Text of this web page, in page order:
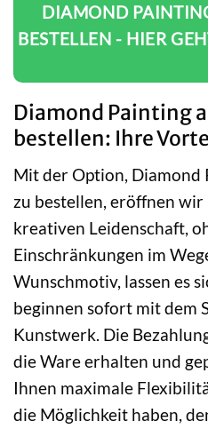
DIAMOND
BESTELLEN - HIER
Diamond Painting
bestellen: Ihre
Mit der Option, Diamond
zu bestellen, eröffnen
kreativen Leidenschaft,
Einschränkungen im
Wunschmotiv, lassen es
beginnen sofort mit dem
Kunstwerk. Die
die Ware erhalten und
Ihnen maximale
die Möglichkeit haben,